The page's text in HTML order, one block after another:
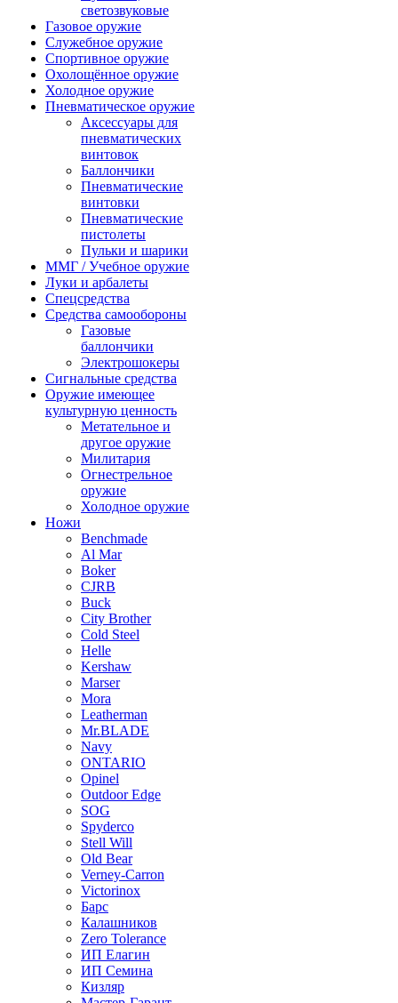
светозвуковые
Газовое оружие
Служебное оружие
Спортивное оружие
Охолощённое оружие
Холодное оружие
Пневматическое оружие
Аксессуары для
пневматических
винтовок
Баллончики
Пневматические
винтовки
Пневматические
пистолеты
Пульки и шарики
ММГ / Учебное оружие
Луки и арбалеты
Спецсредства
Средства самообороны
Газовые
баллончики
Электрошокеры
Сигнальные средства
Оружие имеющее
культурную ценность
Метательное и
другое оружие
Милитария
Огнестрельное
оружие
Холодное оружие
Ножи
Benchmade
Al Mar
Boker
CJRB
Buck
City Brother
Cold Steel
Helle
Kershaw
Marser
Mora
Leatherman
Mr.BLADE
Navy
ONTARIO
Opinel
Outdoor Edge
SOG
Spyderco
Stell Will
Old Bear
Verney-Carron
Victorinox
Барс
Калашников
Zero Tolerance
ИП Елагин
ИП Семина
Кизляр